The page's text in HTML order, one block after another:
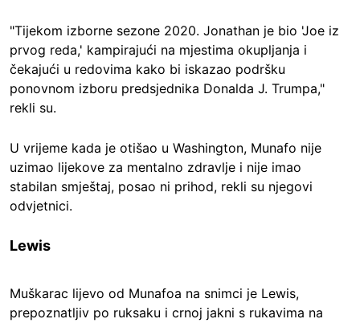
"Tijekom izborne sezone 2020. Jonathan je bio 'Joe iz
prvog reda,' kampirajući na mjestima okupljanja i
čekajući u redovima kako bi iskazao podršku
ponovnom izboru predsjednika Donalda J. Trumpa,"
rekli su.
U vrijeme kada je otišao u Washington, Munafo nije
uzimao lijekove za mentalno zdravlje i nije imao
stabilan smještaj, posao ni prihod, rekli su njegovi
odvjetnici.
Lewis
Muškarac lijevo od Munafoa na snimci je Lewis,
prepoznatljiv po ruksaku i crnoj jakni s rukavima na